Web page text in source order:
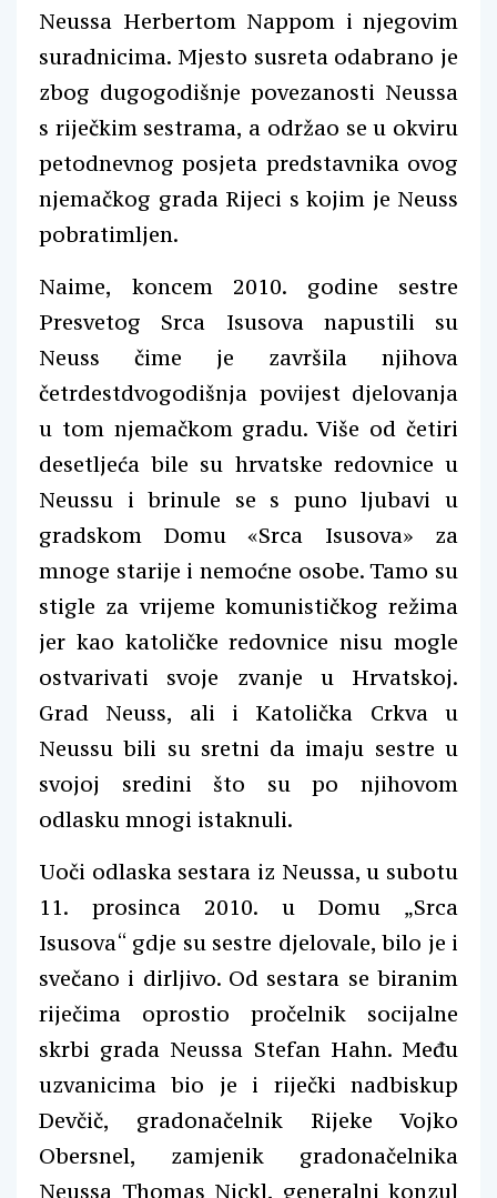
Neussa Herbertom Nappom i njegovim
suradnicima. Mjesto susreta odabrano je
zbog dugogodišnje povezanosti Neussa
s riječkim sestrama, a održao se u okviru
petodnevnog posjeta predstavnika ovog
njemačkog grada Rijeci s kojim je Neuss
pobratimljen.
Naime, koncem 2010. godine sestre
Presvetog Srca Isusova napustili su
Neuss čime je završila njihova
četrdestdvogodišnja povijest djelovanja
u tom njemačkom gradu. Više od četiri
desetljeća bile su hrvatske redovnice u
Neussu i brinule se s puno ljubavi u
gradskom Domu «Srca Isusova» za
mnoge starije i nemoćne osobe. Tamo su
stigle za vrijeme komunističkog režima
jer kao katoličke redovnice nisu mogle
ostvarivati svoje zvanje u Hrvatskoj.
Grad Neuss, ali i Katolička Crkva u
Neussu bili su sretni da imaju sestre u
svojoj sredini što su po njihovom
odlasku mnogi istaknuli.
Uoči odlaska sestara iz Neussa,u subotu
11. prosinca 2010. u Domu „Srca
Isusova“ gdje su sestre djelovale, bilo je i
svečano i dirljivo. Od sestara se biranim
riječima oprostio pročelnik socijalne
skrbi grada Neussa Stefan Hahn. Među
uzvanicima bio je i riječki nadbiskup
Devčič, gradonačelnik Rijeke Vojko
Obersnel, zamjenik gradonačelnika
Neussa Thomas Nickl, generalni konzul